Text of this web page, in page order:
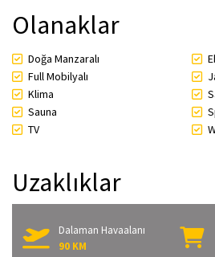
Olanaklar
Doğa Manzaralı
Full Mobilyalı
Klima
Sauna
TV
Uzaklıklar
Dalaman Havaalanı
90 KM